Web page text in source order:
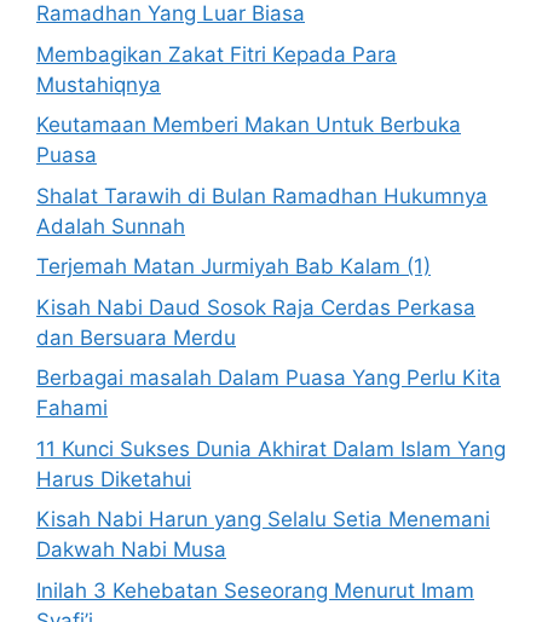
Ramadhan Yang Luar Biasa
Membagikan Zakat Fitri Kepada Para
Mustahiqnya
Keutamaan Memberi Makan Untuk Berbuka
Puasa
Shalat Tarawih di Bulan Ramadhan Hukumnya
Adalah Sunnah
Terjemah Matan Jurmiyah Bab Kalam (1)
Kisah Nabi Daud Sosok Raja Cerdas Perkasa
dan Bersuara Merdu
Berbagai masalah Dalam Puasa Yang Perlu Kita
Fahami
11 Kunci Sukses Dunia Akhirat Dalam Islam Yang
Harus Diketahui
Kisah Nabi Harun yang Selalu Setia Menemani
Dakwah Nabi Musa
Inilah 3 Kehebatan Seseorang Menurut Imam